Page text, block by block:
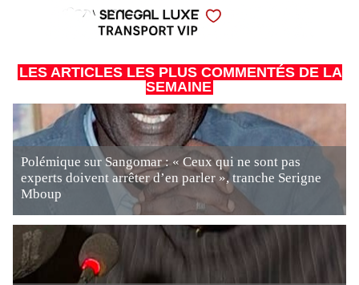
LES ARTICLES LES PLUS COMMENTÉS DE LA
SEMAINE
Polémique sur Sangomar : « Ceux qui ne sont pas
experts doivent arrêter d’en parler », tranche Serigne
Mboup